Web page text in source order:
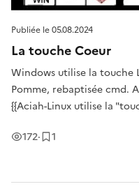
Publiée le05.08.2024
La touche Coeur
Windows utilise la touche
Pomme, rebaptisée cmd.
{{Aciah-Linux utilise la
avec un seul doigt. On
172Vues
· 1